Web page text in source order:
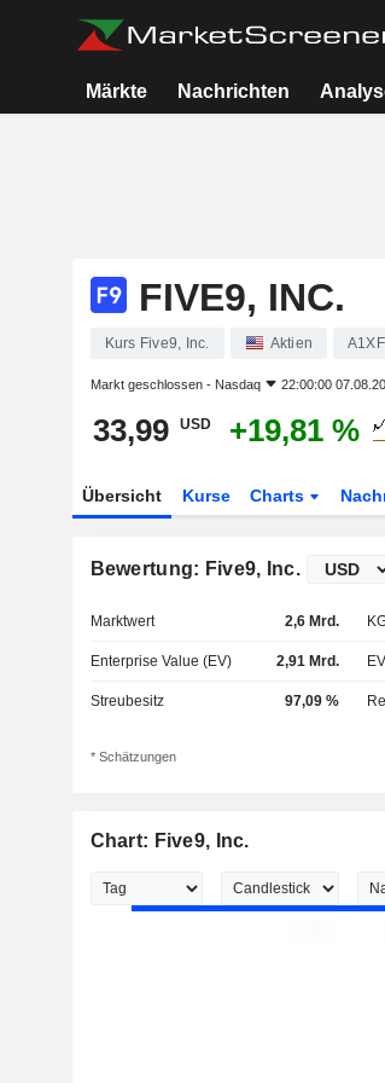
Märkte Nachrichten
FIVE9, INC.
Kurs Five9, Inc. Aktien
Markt geschlossen - Nasdaq 22:00:00
33,99 USD +19,81 %
Übersicht Kurse Charts
Bewertung: Five9, Inc.
Marktwert 2,6 Mrd.
Enterprise Value (EV) 2,91 Mrd.
Streubesitz 97,09 %
* Schätzungen
Chart: Five9, Inc.